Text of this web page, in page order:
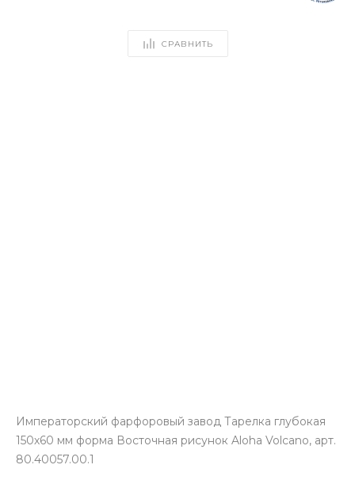
СРАВНИТЬ
Императорский фарфоровый завод Тарелка глубокая
150х60 мм форма Восточная рисунок Aloha Volcano, арт.
80.40057.00.1